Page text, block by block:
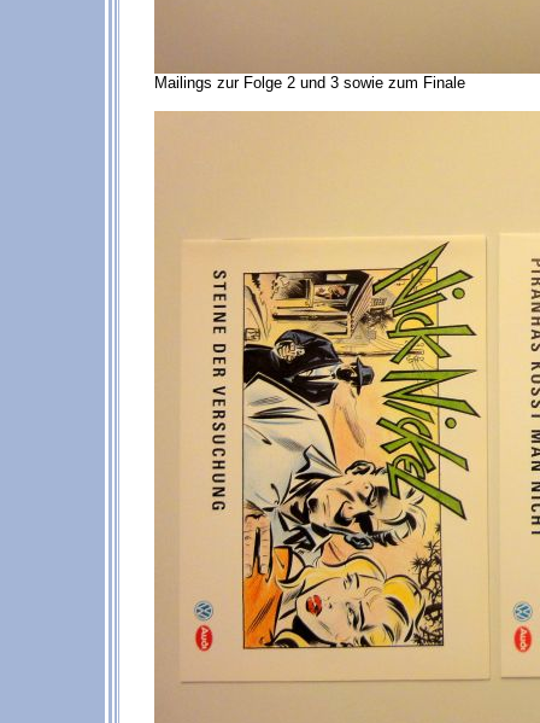
Mailings zur Folge 2 und 3 sowie zum Finale